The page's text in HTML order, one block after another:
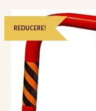
Politică de confidențialitate
Sitemap
Termeni și condiții
REDUCERE!